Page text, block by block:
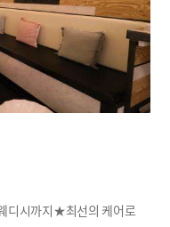
디시까지★최선의 케어로